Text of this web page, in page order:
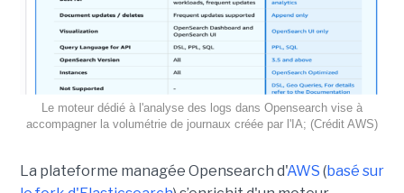
Le moteur dédié à l'analyse des logs dans Opensearch vise à
accompagner la volumétrie de journaux créée par l'IA; (Crédit AWS)
La plateforme managée Opensearch d'AWS (basé sur